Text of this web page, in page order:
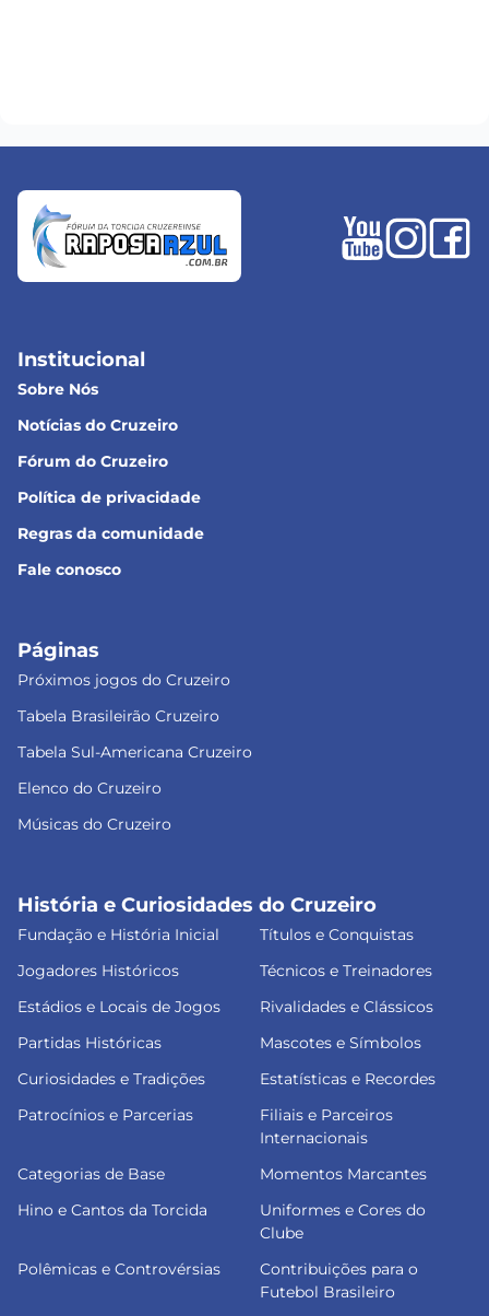
Institucional
Sobre Nós
Notícias do Cruzeiro
Fórum do Cruzeiro
Política de privacidade
Regras da comunidade
Fale conosco
Páginas
Próximos jogos do Cruzeiro
Tabela Brasileirão Cruzeiro
Tabela Sul-Americana Cruzeiro
Elenco do Cruzeiro
Músicas do Cruzeiro
História e Curiosidades do Cruzeiro
Fundação e História Inicial
Títulos e Conquistas
Jogadores Históricos
Técnicos e Treinadores
Estádios e Locais de Jogos
Rivalidades e Clássicos
Partidas Históricas
Mascotes e Símbolos
Curiosidades e Tradições
Estatísticas e Recordes
Patrocínios e Parcerias
Filiais e Parceiros
Internacionais
Categorias de Base
Momentos Marcantes
Hino e Cantos da Torcida
Uniformes e Cores do
Clube
Polêmicas e Controvérsias
Contribuições para o
Futebol Brasileiro